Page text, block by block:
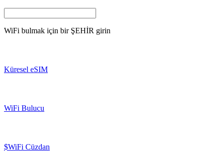
WiFi bulmak için bir ŞEHİR girin
Küresel eSIM
WiFi Bulucu
$WiFi Cüzdan